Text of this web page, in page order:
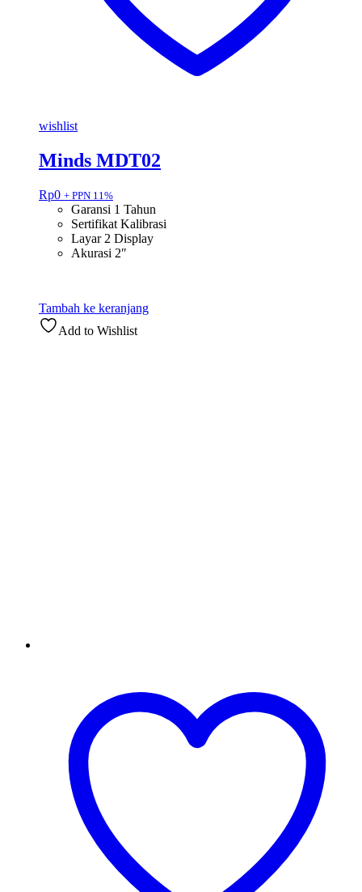
wishlist
Minds MDT02
Rp0 + PPN 11%
Garansi 1 Tahun
Sertifikat Kalibrasi
Layar 2 Display
Akurasi 2″
Tambah ke keranjang
Add to Wishlist